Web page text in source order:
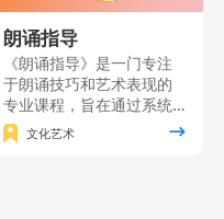
朗诵指导
《朗诵指导》是一门专注
于朗诵技巧和艺术表现的
专业课程，旨在通过系统
的训练和实践使学员掌握
朗诵的基本功，同时注重
文化艺术